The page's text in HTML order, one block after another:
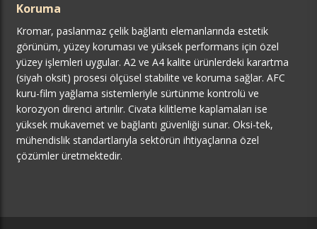
Koruma
Kromar, paslanmaz çelik bağlantı elemanlarında estetik
görünüm, yüzey koruması ve yüksek performans için özel
yüzey işlemleri uygular. A2 ve A4 kalite ürünlerdeki karartma
(siyah oksit) prosesi ölçüsel stabilite ve koruma sağlar. AFC
kuru-film yağlama sistemleriyle sürtünme kontrolü ve
korozyon direnci artırılır. Civata kilitleme kaplamaları ise
yüksek mukavemet ve bağlantı güvenliği sunar. Oksi-tek,
mühendislik standartlarıyla sektörün ihtiyaçlarına özel
çözümler üretmektedir.